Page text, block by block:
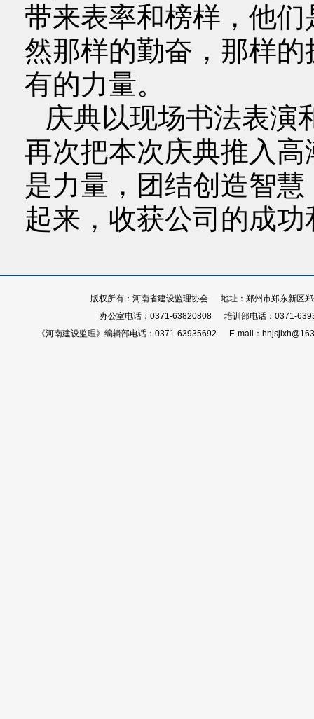
带来表率和榜样，他
然那样的勤奋，那样
有的力量。
庆典以现场书法表演
再次把本次庆典推入
是力量，团结创造智
起来，收获公司的成功
版权所有：河南省建设监理协会 地址：郑州市郑东新区
办公室电话：0371-63820808 培训部电话：0371-
《河南建设监理》编辑部电话：0371-63935692 E-mail：